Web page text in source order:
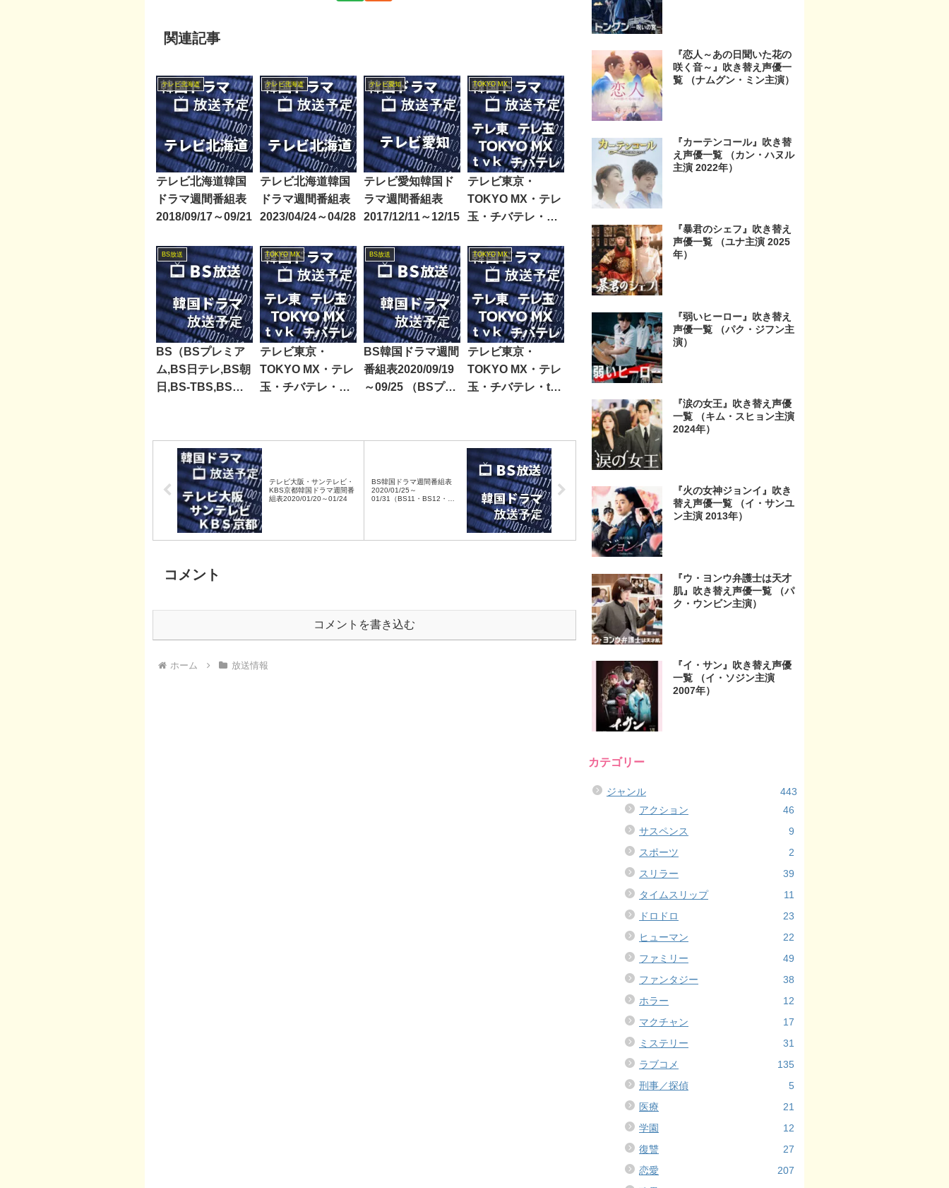
関連記事
テレビ北海道
テレビ北海道韓国
ドラマ週間番組表
2018/09/17～09/21
テレビ北海道
テレビ北海道韓国
ドラマ週間番組表
2023/04/24～04/28
テレビ愛知
テレビ愛知韓国ド
ラマ週間番組表
2017/12/11～12/15
TOKYO MX
テレビ東京・
TOKYO MX・テレ
玉・チバテレ・テ
ラマ週間番組表
2025/04/19～04/25
BS放送
BS（BSプレミア
ム,BS日テレ,BS朝
日,BS-TBS,BSジ
の韓国ドラマ放送
予定
TOKYO MX
テレビ東京・
TOKYO MX・テレ
玉・チバテレ・テ
2023/08/19～08/25
BS放送
BS韓国ドラマ週間
番組表2020/09/19
～09/25 （BSプレ
TBS・BSテレ東・
TOKYO MX
テレビ東京・
TOKYO MX・テレ
玉・チバテレ・tvk
08/10
テレビ大阪・サンテレビ・
KBS京都韓国ドラマ週間番
組表2020/01/20～01/24
BS韓国ドラマ週間番組表
2020/01/25～
01/31（BS11・BS12・
コメント
コメントを書き込む
ホーム 放送情報
『恋人～あの日聞いた花の
咲く音～』吹き替え声優一
覧 （ナムグン・ミン主演）
『カーテンコール』吹き替
え声優一覧 （カン・ハヌル
主演 2022年）
『暴君のシェフ』吹き替え
声優一覧 （ユナ主演 2025
年）
『弱いヒーロー』吹き替え
声優一覧 （パク・ジフン主
演）
『涙の女王』吹き替え声優
一覧 （キム・スヒョン主演
2024年）
『火の女神ジョンイ』吹き
替え声優一覧 （イ・サンユ
ン主演 2013年）
『ウ・ヨンウ弁護士は天才
肌』吹き替え声優一覧 （パ
ク・ウンビン主演）
『イ・サン』吹き替え声優
一覧 （イ・ソジン主演
2007年）
カテゴリー
ジャンル
443
アクション
46
サスペンス
9
スポーツ
2
スリラー
39
タイムスリップ
11
ドロドロ
23
ヒューマン
22
ファミリー
49
ファンタジー
38
ホラー
12
マクチャン
17
ミステリー
31
ラブコメ
135
刑事／探偵
5
医療
21
学園
12
復讐
27
恋愛
207